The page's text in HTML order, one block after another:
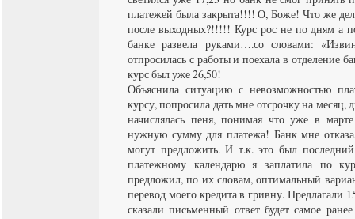
платежей была закрыта!!!! О, Боже! Что же
после выходных?!!!!! Курс рос не по дням а
банке развела руками….со словами:
отпросилась с работы и поехала в отделение
курс был уже 26,50!
Объяснила ситуацию с невозможностью
курсу, попросила дать мне отсрочку на месяц,
начислялась пеня, понимая что уже в
нужную сумму для платежа! Банк мне
могут предложить. И т.к. это был
платежному календарю я заплатила по
предложил, по их словам, оптимальный
перевод моего кредита в гривну. Предлагали
сказали письменный ответ будет самое